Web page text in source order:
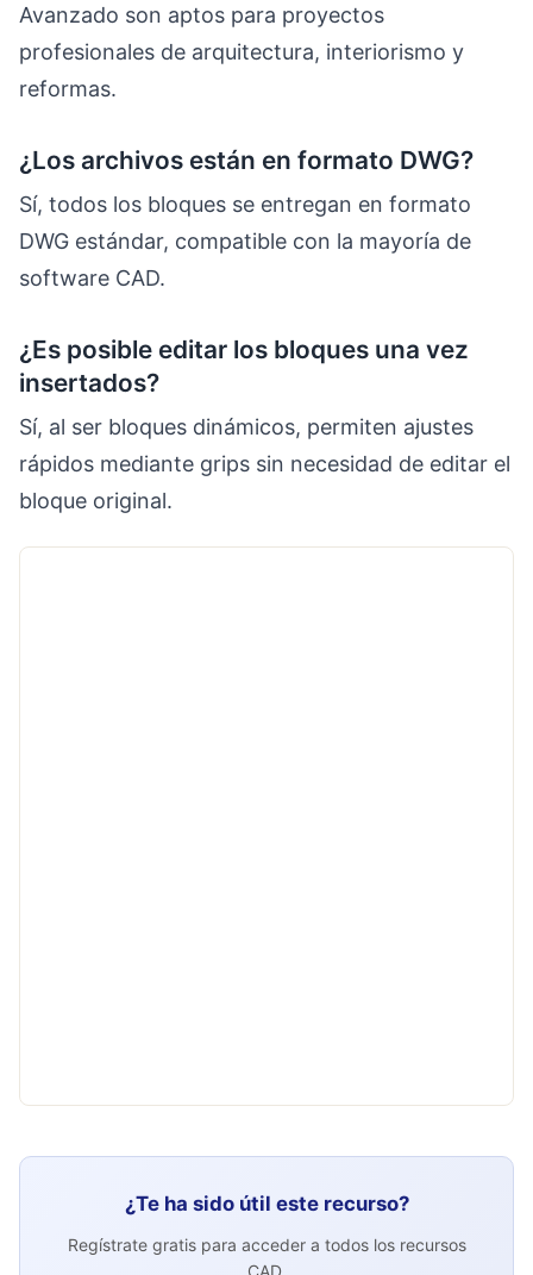
Avanzado son aptos para proyectos
profesionales de arquitectura, interiorismo y
reformas.
¿Los archivos están en formato DWG?
Sí, todos los bloques se entregan en formato
DWG estándar, compatible con la mayoría de
software CAD.
¿Es posible editar los bloques una vez
insertados?
Sí, al ser bloques dinámicos, permiten ajustes
rápidos mediante grips sin necesidad de editar el
bloque original.
¿Te ha sido útil este recurso?
Regístrate gratis para acceder a todos los recursos